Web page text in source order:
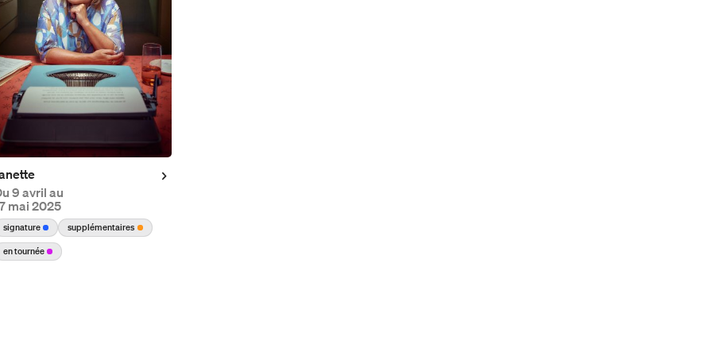
9 avril au
mai 2025
signature
supplémentaires
en tournée